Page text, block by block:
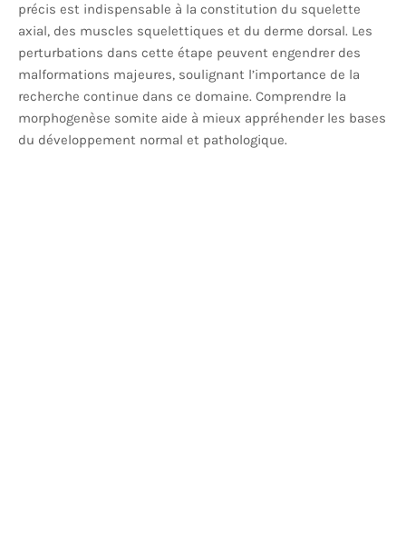
précis est indispensable à la constitution du squelette
axial, des muscles squelettiques et du derme dorsal. Les
perturbations dans cette étape peuvent engendrer des
malformations majeures, soulignant l’importance de la
recherche continue dans ce domaine. Comprendre la
morphogenèse somite aide à mieux appréhender les bases
du développement normal et pathologique.